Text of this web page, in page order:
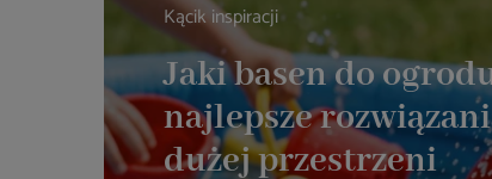
Kącik inspiracji
Jaki basen do
najlepsze
dużej przestrzeni